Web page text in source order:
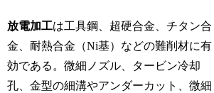
放電加工は工具鋼、超硬合金、チタン合
金、耐熱合金（Ni基）などの難削材に有
効である。微細ノズル、タービン冷却
孔、金型の細溝やアンダーカット、微細